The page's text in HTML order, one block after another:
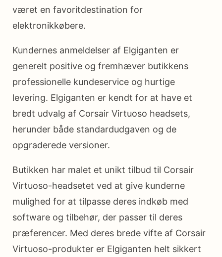
været en favoritdestination for
elektronikkøbere.
Kundernes anmeldelser af Elgiganten er
generelt positive og fremhæver butikkens
professionelle kundeservice og hurtige
levering. Elgiganten er kendt for at have et
bredt udvalg af Corsair Virtuoso headsets,
herunder både standardudgaven og de
opgraderede versioner.
Butikken har malet et unikt tilbud til Corsair
Virtuoso-headsetet ved at give kunderne
mulighed for at tilpasse deres indkøb med
software og tilbehør, der passer til deres
præferencer. Med deres brede vifte af Corsair
Virtuoso-produkter er Elgiganten helt sikkert